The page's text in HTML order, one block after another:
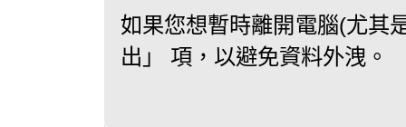
如果您想暫時離開電腦(尤其
出」 項，以避免資料外洩。